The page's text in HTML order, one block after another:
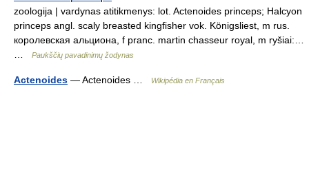
zoologija | vardynas atitikmenys: lot. Actenoides princeps; Halcyon
princeps angl. scaly breasted kingfisher vok. Königsliest, m rus.
королевская альциона, f pranc. martin chasseur royal, m ryšiai:…
Paukščių pavadinimų žodynas
Actenoides — Actenoides … Wikipédia en Français